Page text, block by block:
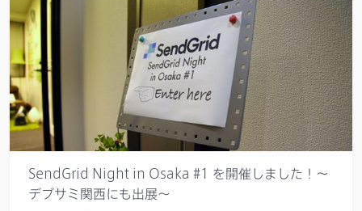
SendGrid Night in Osaka #1 を開催しました！〜
デブサミ関西にも出展〜